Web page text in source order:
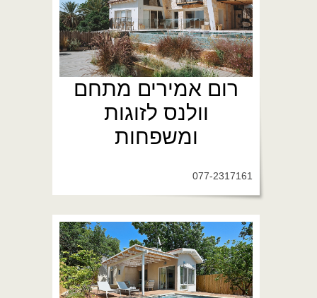
רום אמירים מתחם
וולנס לזוגות
ומשפחות
077-2317161